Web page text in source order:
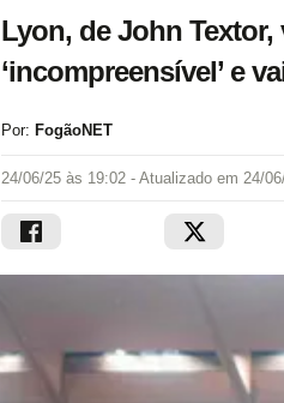
Lyon, de John
‘incompreensível’ e
Por: FogãoNET
24/06/25 às 19:02 - Atualizado em 24/